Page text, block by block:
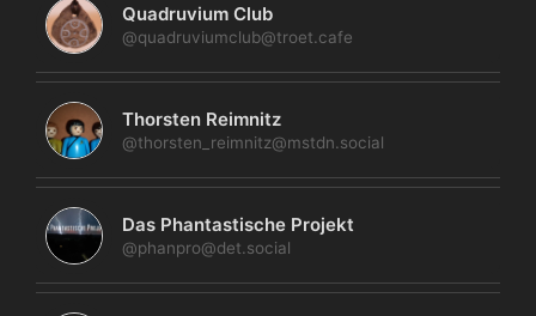
Quadruvium Club
@quadruviumclub@troet.cafe
Thorsten Reimnitz
@thorsten_reimnitz@mstdn.social
Das Phantastische Projekt
@phanpro@det.social